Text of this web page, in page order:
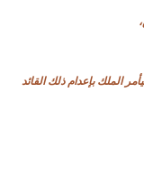
الملك بإعدام ذلك القائد